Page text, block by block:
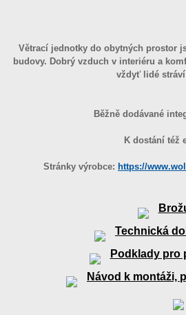
Větrací jednotky do obytných prostor
budovy. Dobrý vzduch v interiéru a
vždyť lidé stráví
Běžně dodávané
K dostání též
Stránky výrobce: https://
Technická
Podklady pro
Návod k montáži,